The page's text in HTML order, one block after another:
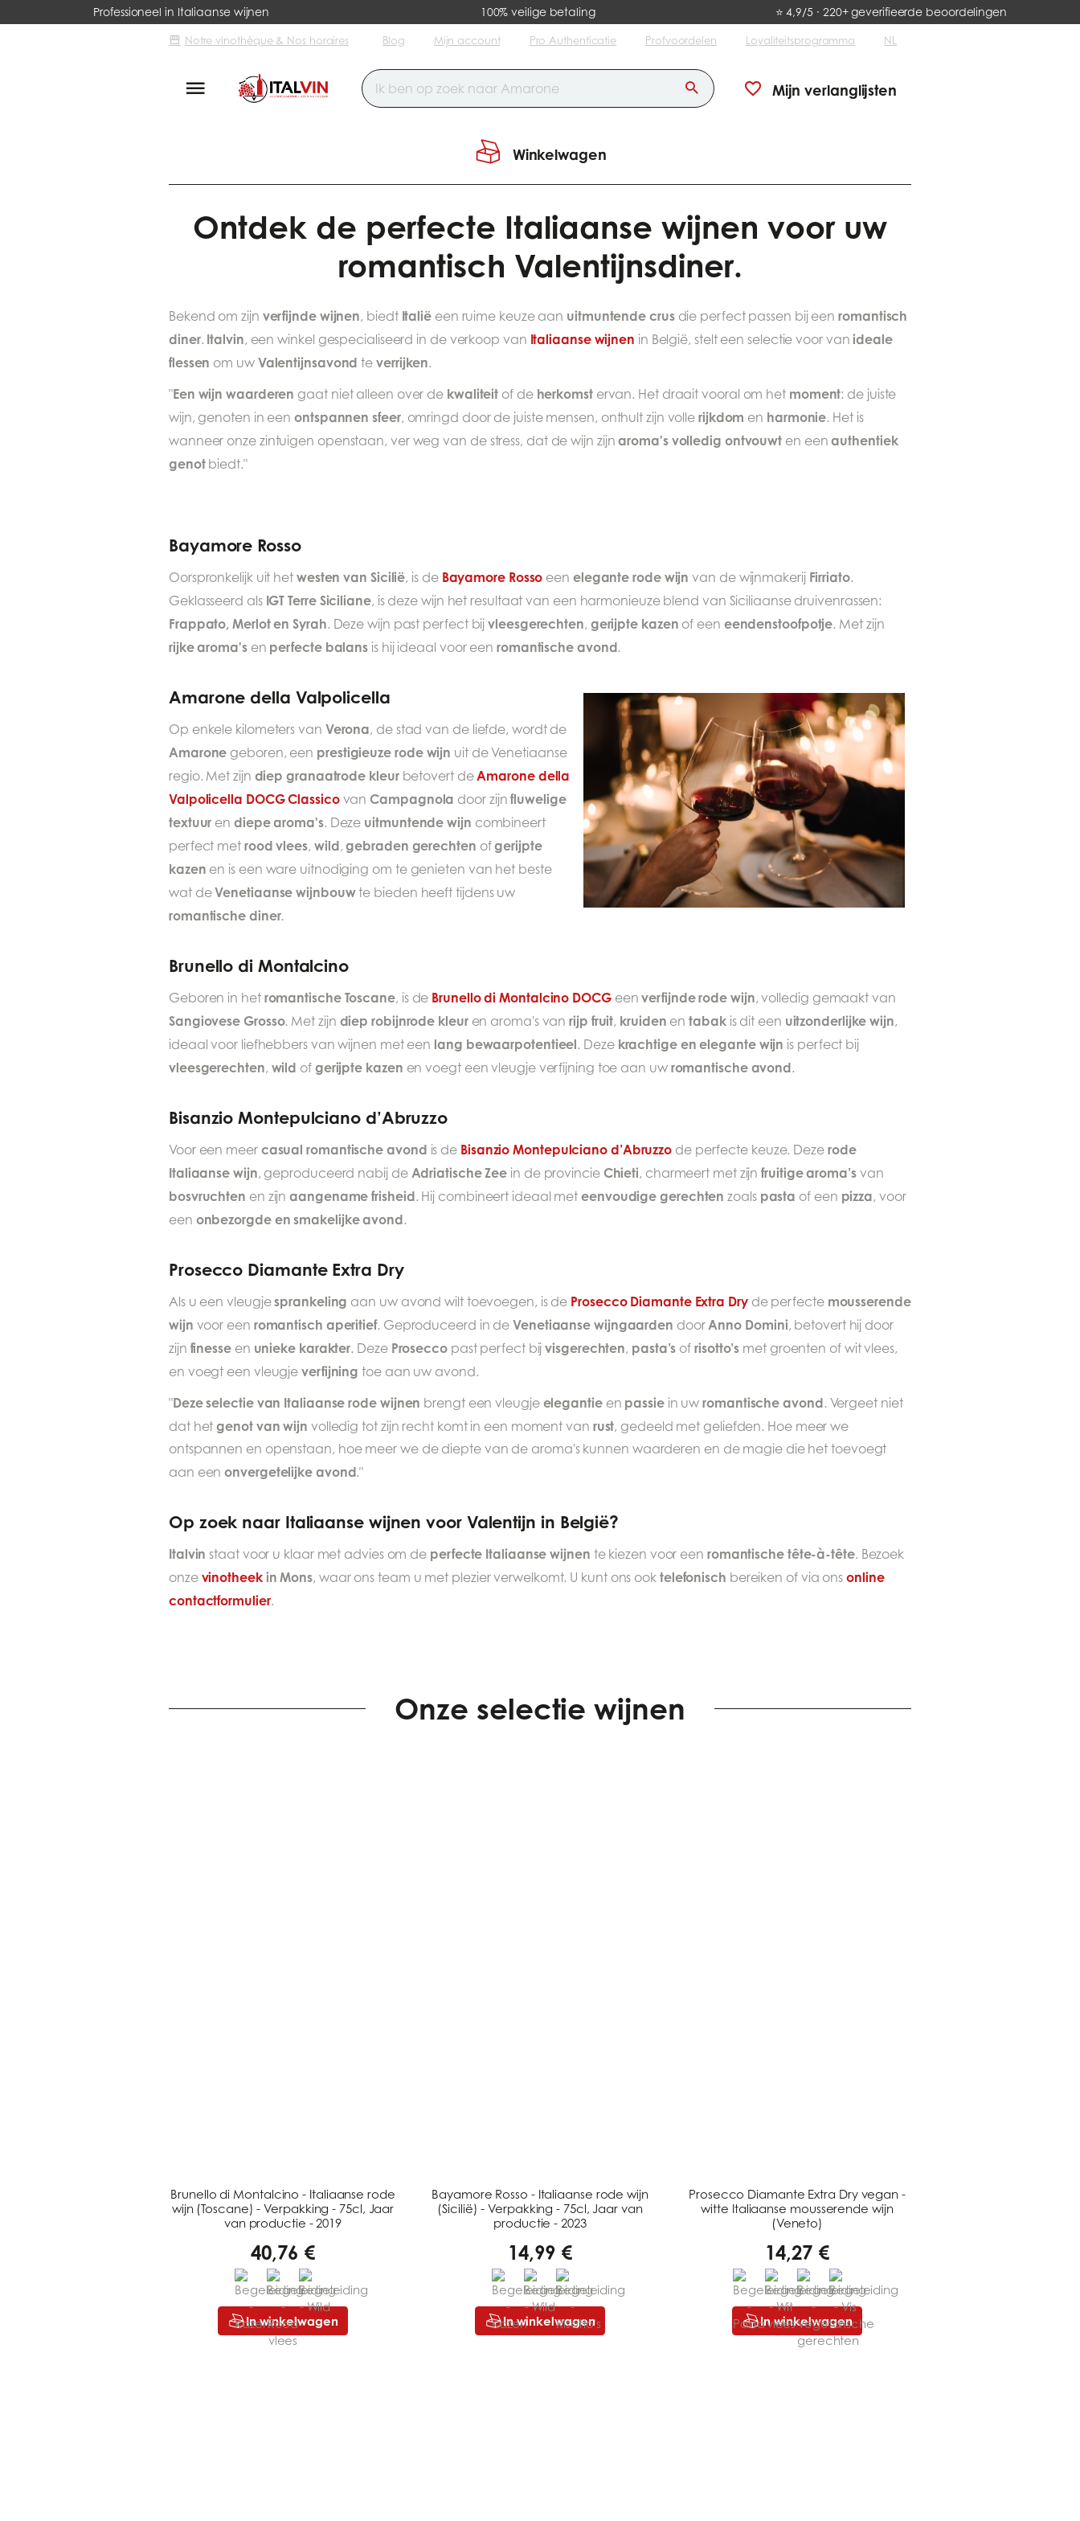
Professioneel in Italiaanse wijnen 100% veilige betaling ⭐ 4,9/5 · 220+ geverifieerde beoordelingen
Notre vinothèque & Nos horaires Blog Mijn account Pro Authenticatie Profvoordelen Loyaliteitsprogramma NL
Mijn verlanglijsten
Winkelwagen
Ontdek de perfecte Italiaanse wijnen voor uw
romantisch Valentijnsdiner.
Bekend om zijn verfijnde wijnen, biedt Italiëeen ruime keuze aan uitmuntende crusdie perfect passen bij eenromantisch
diner. Italvin, een winkel gespecialiseerd in de verkoop van Italiaanse wijnen in België, stelt een selectie voor vanideale
flessen om uw Valentijnsavond teverrijken.
"Een wijn waarderen gaat niet alleen over de kwaliteit of de herkomstervan. Het draait vooral om het moment: de juiste
wijn, genoten in eenontspannen sfeer, omringd door de juiste mensen, onthult zijn vollerijkdom en harmonie. Het is
wanneer onze zintuigen openstaan, ver weg van de stress, dat de wijn zijnaroma's volledig ontvouwt en eenauthentiek
genotbiedt."
Bayamore Rosso
Oorspronkelijk uit het westen van Sicilië, is de Bayamore Rosso een elegante rode wijn van de wijnmakerij Firriato.
Geklasseerd als IGT Terre Siciliane, is deze wijn het resultaat van een harmonieuze blend van Siciliaanse druivenrassen:
Frappato, Merlot en Syrah. Deze wijn past perfect bijvleesgerechten, gerijpte kazen of een eendenstoofpotje. Met zijn
rijke aroma'sen perfecte balans is hij ideaal voor een romantische avond.
Amarone della Valpolicella
Op enkele kilometers van Verona, de stad van de liefde, wordt de
Amarone geboren, een prestigieuze rode wijn uit de Venetiaanse
regio. Met zijn diep granaatrode kleurbetovert deAmarone della
Valpolicella DOCG Classicovan Campagnola door zijnfluwelige
textuur endiepe aroma's. Deze uitmuntende wijn combineert
perfect met rood vlees, wild,gebraden gerechten ofgerijpte
kazen en is een ware uitnodiging om te genieten van het beste
wat deVenetiaanse wijnbouwte bieden heeft tijdens uw
romantische diner.
Brunello di Montalcino
Geboren in het romantische Toscane, is de Brunello di Montalcino DOCGeenverfijnde rode wijn, volledig gemaakt van
Sangiovese Grosso. Met zijn diep robijnrode kleuren aroma's vanrijp fruit, kruiden entabakis dit een uitzonderlijke wijn,
ideaal voor liefhebbers van wijnen met een lang bewaarpotentieel. Deze krachtige en elegante wijn is perfect bij
vleesgerechten, wild of gerijpte kazen en voegt een vleugje verfijning toe aan uw romantische avond.
Bisanzio Montepulciano d’Abruzzo
Voor een meer casual romantische avond is de Bisanzio Montepulciano d’Abruzzo de perfecte keuze. Deze rode
Italiaanse wijn, geproduceerd nabij de Adriatische Zee in de provincie Chieti, charmeert met zijnfruitige aroma’svan
bosvruchten en zijnaangename frisheid. Hij combineert ideaal meteenvoudige gerechten zoals pasta of een pizza, voor
een onbezorgde en smakelijke avond.
Prosecco Diamante Extra Dry
Als u een vleugjesprankeling aan uw avond wilt toevoegen, is de Prosecco Diamante Extra Dryde perfecte mousserende
wijn voor een romantisch aperitief. Geproduceerd in deVenetiaanse wijngaarden doorAnno Domini, betovert hij door
zijn finesseen unieke karakter. Deze Proseccopast perfect bijvisgerechten, pasta’s ofrisotto’s met groenten of wit vlees,
en voegt een vleugjeverfijning toe aan uw avond.
"Deze selectie van Italiaanse rode wijnen brengt een vleugje elegantieen passiein uwromantische avond. Vergeet niet
dat hetgenot van wijn volledig tot zijn recht komt in een moment van rust, gedeeld met geliefden. Hoe meer we
ontspannen en openstaan, hoe meer we de diepte van de aroma's kunnen waarderen en de magie die het toevoegt
aan eenonvergetelijke avond."
Op zoek naar Italiaanse wijnen voor Valentijn in België?
Italvin staat voor u klaar met advies om de perfecte Italiaanse wijnen te kiezen voor een romantische tête-à-tête. Bezoek
onze vinotheekin Mons, waar ons team u met plezier verwelkomt. U kunt ons ook telefonisch bereiken of via onsonline
contactformulier.
Onze selectie wijnen
Brunello di Montalcino - Italiaanse rode
wijn (Toscane) - Verpakking - 75cl, Jaar
van productie - 2019
40,76 €
In winkelwagen
Bayamore Rosso - Italiaanse rode wijn
(Sicilië) - Verpakking - 75cl, Jaar van
productie - 2023
14,99 €
In winkelwagen
Prosecco Diamante Extra Dry vegan -
witte Italiaanse mousserende wijn
(Veneto)
14,27 €
In winkelwagen